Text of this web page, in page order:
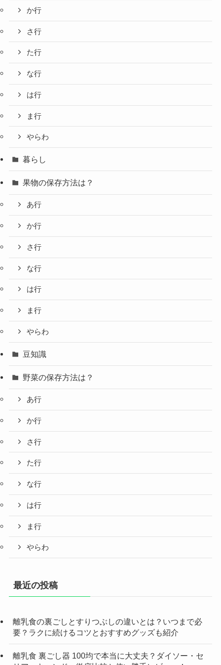
か行
さ行
た行
な行
は行
ま行
やらわ
暮らし
果物の保存方法は？
あ行
か行
さ行
な行
は行
ま行
やらわ
豆知識
野菜の保存方法は？
あ行
か行
さ行
た行
な行
は行
ま行
やらわ
最近の投稿
離乳食の裏ごしとすりつぶしの違いとは？いつまで必
要？ラクに続けるコツとおすすめグッズも紹介
離乳食 裏ごし器 100均で本当に大丈夫？ダイソー・セ